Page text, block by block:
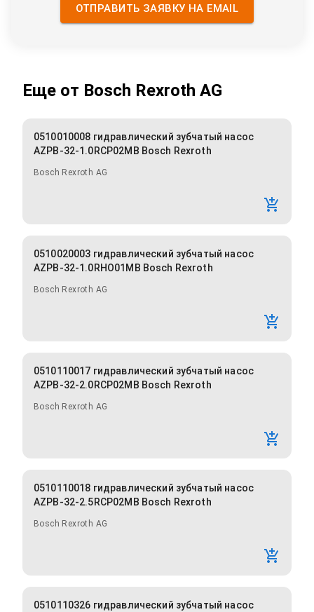
ОТПРАВИТЬ ЗАЯВКУ НА EMAIL
Еще от Bosch Rexroth AG
0510010008 гидравлический зубчатый насос
AZPB-32-1.0RCP02MB Bosch Rexroth
Bosch Rexroth AG
0510020003 гидравлический зубчатый насос
AZPB-32-1.0RHO01MB Bosch Rexroth
Bosch Rexroth AG
0510110017 гидравлический зубчатый насос
AZPB-32-2.0RCP02MB Bosch Rexroth
Bosch Rexroth AG
0510110018 гидравлический зубчатый насос
AZPB-32-2.5RCP02MB Bosch Rexroth
Bosch Rexroth AG
0510110326 гидравлический зубчатый насос